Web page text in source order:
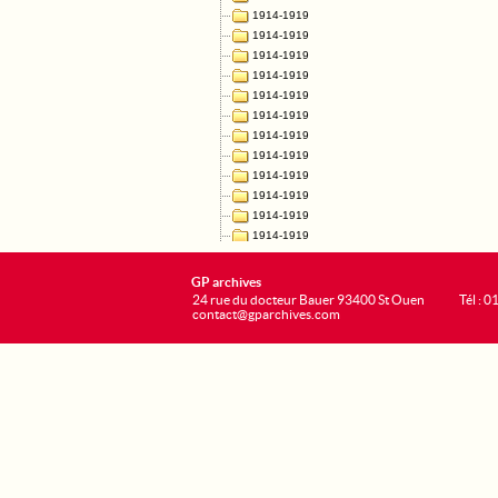
GP archives
24 rue du docteur Bauer 93400 St Ouen
contact@gparchives.com
Tél :